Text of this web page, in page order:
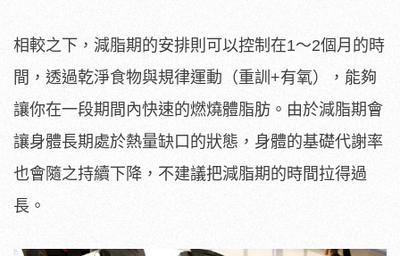
相較之下，減脂期的安排則可以控制在1～2個月的時
間，透過乾淨食物與規律運動（重訓+有氧），能夠
讓你在一段期間內快速的燃燒體脂肪。由於減脂期會
讓身體長期處於熱量缺口的狀態，身體的基礎代謝率
也會隨之持續下降，不建議把減脂期的時間拉得過
長。